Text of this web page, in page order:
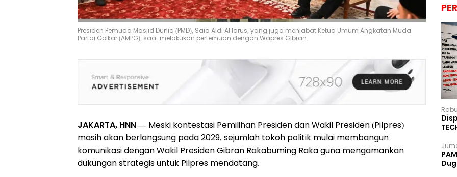
Presiden Pemuda Masjid Dunia (PMD), Said Aldi Al Idrus, yang juga menjabat Ketua Umum Angkatan Muda
Partai Golkar (AMPG), saat melakukan pertemuan dengan Wapres Gibran.
JAKARTA, HNN —Meski kontestasi Pemilihan Presiden dan Wakil Presiden (Pilpres)
masih akan berlangsung pada 2029, sejumlah tokoh politik mulai membangun
komunikasi dengan Wakil Presiden Gibran Rakabuming Raka guna mengamankan
dukungan strategis untuk Pilpres mendatang.